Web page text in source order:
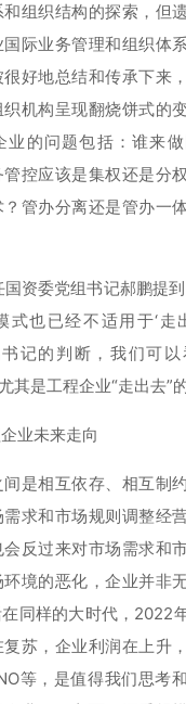
组织结构的探索，但
际业务管理和组织体
好地总结和传承下来
机构呈现翻烧饼式的
业的问题包括：谁来
控应该是集权还是分
管办分离还是管办一
资委党组书记郝鹏提
式也已经不适用于‘走
记的判断，我们可
其是工程企业“走出去”
业未来走向
是相互依存、相互制
求和市场规则调整经
反过来对市场需求和
境的恶化，企业并非
同样的大时代，2022
苏，企业利润在上升
等，是值得我们思考